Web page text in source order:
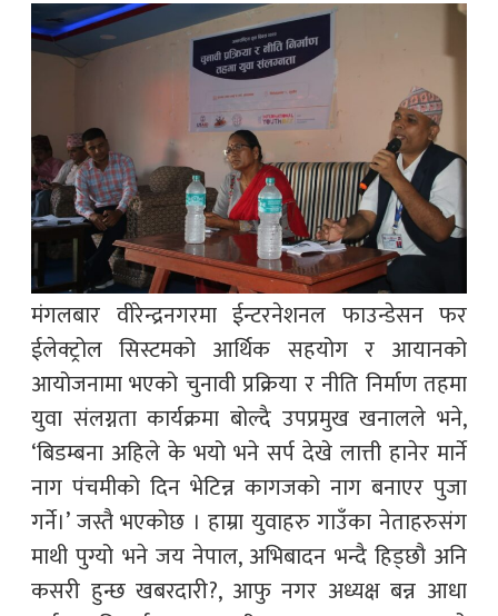
मंगलबार वीरेन्द्रनगरमा ईन्टरनेशनल फाउन्डेसन फर
ईलेक्ट्रोल सिस्टमको आर्थिक सहयोग र आयानको
आयोजनामा भएको चुनावी प्रक्रिया र नीति निर्माण तहमा
युवा संलग्नता कार्यक्रमा बोल्दै उपप्रमुख खनालले भने,
‘बिडम्बना अहिले के भयो भने सर्प देखे लात्ती हानेर मार्ने
नाग पंचमीको दिन भेटिन्न कागजको नाग बनाएर पुजा
गर्ने।’ जस्तै भएकोछ । हाम्रा युवाहरु गाउँका नेताहरुसंग
माथी पुग्यो भने जय नेपाल, अभिबादन भन्दै हिड्छौ अनि
कसरी हुन्छ खबरदारी?, आफु नगर अध्यक्ष बन्न आधा